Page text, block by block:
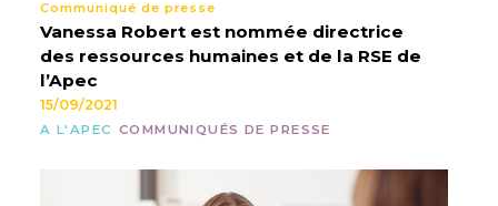
Communiqué de presse
Vanessa Robert est nommée directrice
des ressources humaines et de la RSE de
l’Apec
15/09/2021
A L'APEC COMMUNIQUÉS DE PRESSE